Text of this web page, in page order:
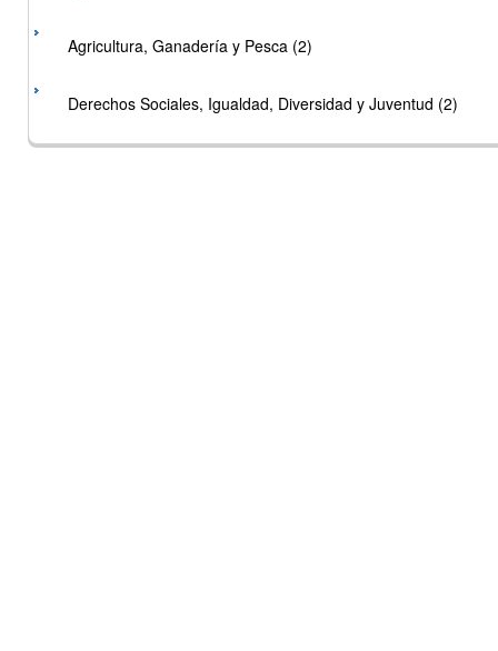
Agricultura, Ganadería y Pesca (2)
Derechos Sociales, Igualdad, Diversidad y Juventud (2)